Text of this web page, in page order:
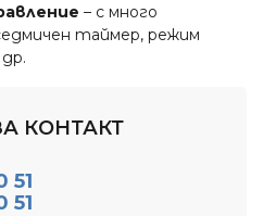
– с много
таймер, режим
КОНТАКТ
51
51